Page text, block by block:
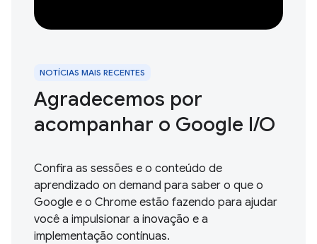
NOTÍCIAS MAIS RECENTES
Agradecemos por
acompanhar o Google I / O
Confira as sessões e o conteúdo de
aprendizado on demand para saber o que o
Google e o Chrome estão fazendo para ajudar
você a impulsionar a inovação e a
implementação contínuas.